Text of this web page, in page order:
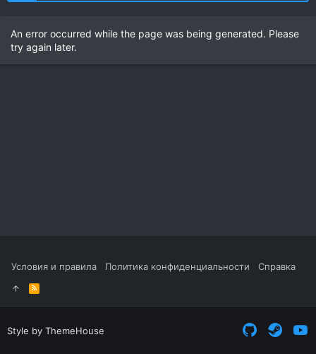
An error occurred while the page was being generated. Please
try again later.
Условия и правила Политика конфиденциальности Справка
R
S
S
Style by ThemeHouse